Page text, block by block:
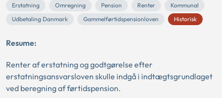
Erstatning Omregning Pension Renter
Kommunal
Udbetaling Danmark
Gammelførtidspensionloven Historisk
Resume:
Renter af erstatning og godtgørelse efter
erstatningsansvarsloven skulle indgå i indtægtsgrundlaget
ved beregning af førtidspension.